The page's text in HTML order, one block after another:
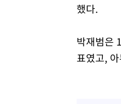
했다.
박재범은
표였고,